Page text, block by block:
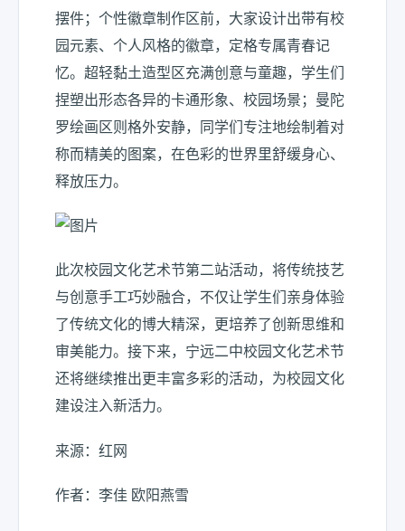
摆件；个性徽章制作区前，大家设计出带有校
园元素、个人风格的徽章，定格专属青春记
忆。超轻黏土造型区充满创意与童趣，学生们
捏塑出形态各异的卡通形象、校园场景；曼陀
罗绘画区则格外安静，同学们专注地绘制着对
称而精美的图案，在色彩的世界里舒缓身心、
释放压力。
此次校园文化艺术节第二站活动，将传统技艺
与创意手工巧妙融合，不仅让学生们亲身体验
了传统文化的博大精深，更培养了创新思维和
审美能力。接下来，宁远二中校园文化艺术节
还将继续推出更丰富多彩的活动，为校园文化
建设注入新活力。
来源：红网
作者：李佳 欧阳燕雪